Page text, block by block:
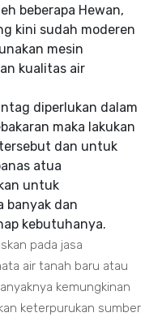
beberapa Hewan,
kini sudah moderen
mesin
kualitas air
diperlukan dalam
maka lakukan
dan untuk
atua
untuk
banyak dan
kebutuhanya.
pada jasa
air tanah baru atau
kemungkinan
keterpurukan sumber